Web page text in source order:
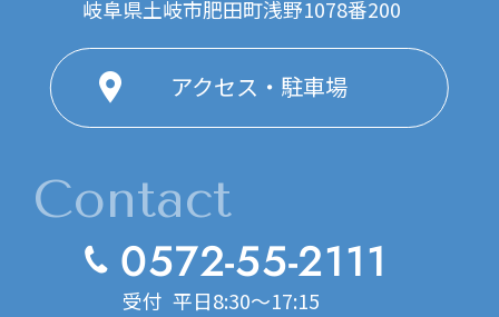
岐阜県土岐市肥田町浅野1078番200
アクセス・駐車場
Contact
0572-55-2111
受付 平日8:30～17:15